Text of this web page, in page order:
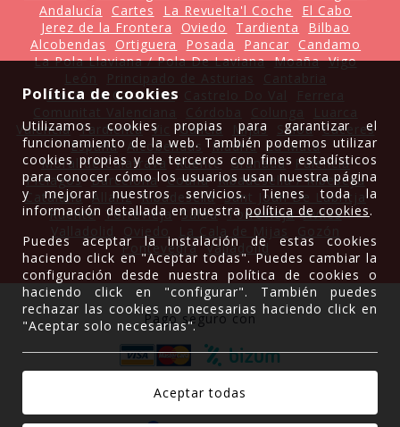
Andalucía
Cartes La Revuelta'l Coche
El Cabo
Jerez de la Frontera
Oviedo Tardienta
Bilbao
Alcobendas
Ortiguera Posada Pancar
Candamo
La Pola Llaviana / Pola De Laviana Moaña Vigo
Moral De Calatrava
Valencia Tardienta Vic Galicia Mijas Salou
Cáceres
España
Alcobendas Madrid La Mata
Moral de Calatrava
Ruente Granada
Palencia
Piélagos Barcelona Coaña Ribadesella / Ribeseya
Cataluña Allariz Ribadesella
Sant Joan De Labritja
Ruente
Torrevieja Salou Torrevieja Avilés
Pontevedra Valladolid
Pago seguro con
Gracias a
Política de cookies
Utilizamos cookies propias para garantizar el
funcionamiento de la web. También podemos utilizar
cookies propias y de terceros con fines estadísticos
para conocer cómo los usuarios usan nuestra página
y mejorar nuestros servicios. Tienes toda la
información detallada en nuestrapolítica de cookies.
Puedes aceptar la instalación de estas cookies
haciendo click en "Aceptar todas". Puedes cambiar la
configuración desde nuestra política de cookies o
haciendo click en "configurar". También puedes
rechazar las cookies no necesarias haciendo click en
"Aceptar solo necesarias".